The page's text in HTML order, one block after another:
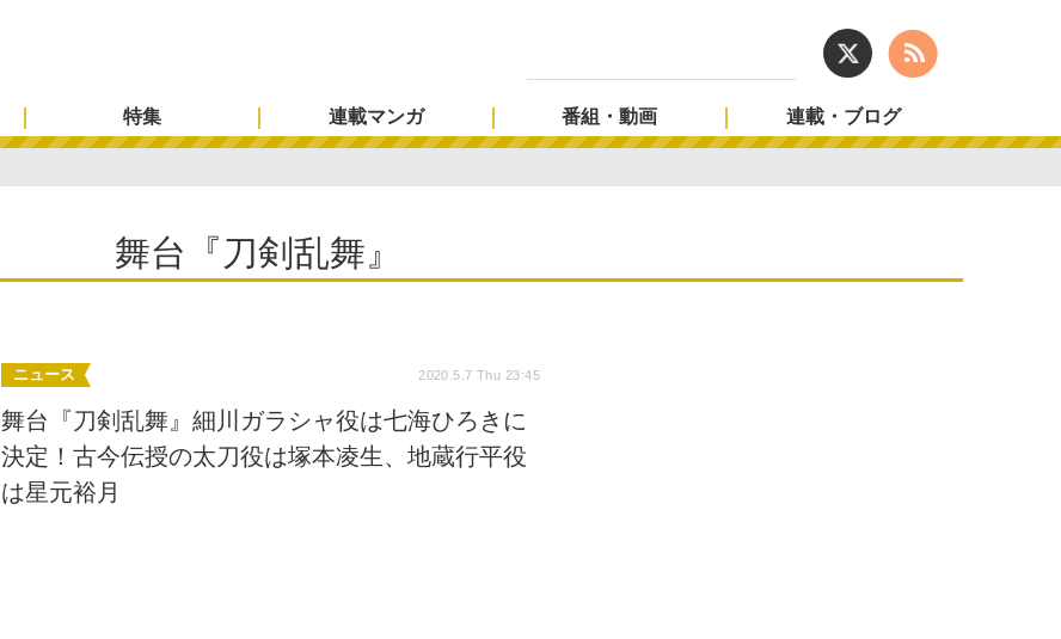
特集 連載マンガ 番組・動画 連載・ブログ
舞台『刀剣乱舞』
ニュース 2020.5.7 Thu 23:45
舞台『刀剣乱舞』細川ガラシャ役は七海ひろきに
決定！古今伝授の太刀役は塚本凌生、地蔵行平役
は星元裕月